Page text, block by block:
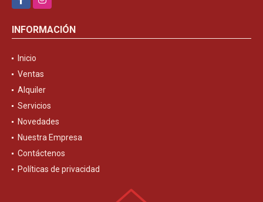
INFORMACIÓN
Inicio
Ventas
Alquiler
Servicios
Novedades
Nuestra Empresa
Contáctenos
Políticas de privacidad